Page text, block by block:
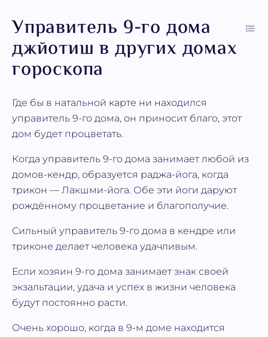
Управитель 9-го дома
джйотиш в других домах
гороскопа
Где бы в натальной карте ни находился
управитель 9-го дома, он приносит благо, этот
дом будет процветать.
Когда управитель 9-го дома занимает любой из
домов-кендр, образуется раджа-йога, когда
трикон — Лакшми-йога. Обе эти йоги даруют
рождённому процветание и благополучие.
Сильный управитель 9-го дома в кендре или
триконе делает человека удачливым.
Если хозяин 9-го дома занимает знак своей
экзальтации, удача и успех в жизни человека
будут постоянно расти.
Очень хорошо, когда в 9-м доме находится